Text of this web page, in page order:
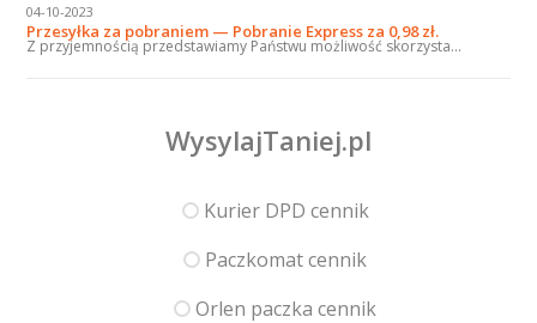
04-10-2023
Przesyłka za pobraniem — Pobranie Express za 0,98 zł.
Z przyjemnością przedstawiamy Państwu możliwość skorzysta...
WysylajTaniej.pl
Kurier DPD cennik
Paczkomat cennik
Orlen paczka cennik